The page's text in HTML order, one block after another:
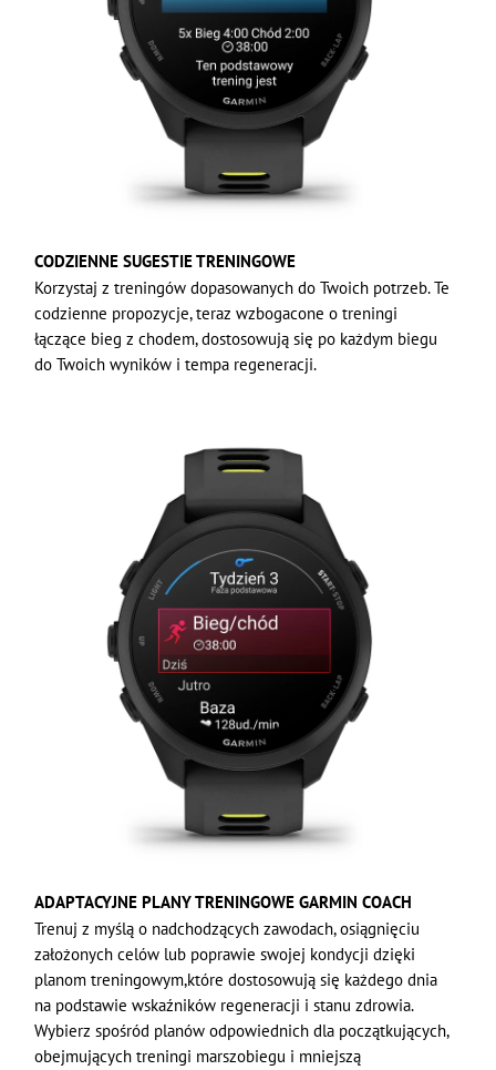
CODZIENNE SUGESTIE TRENINGOWE
Korzystaj z treningów dopasowanych do Twoich potrzeb. Te
codzienne propozycje, teraz wzbogacone o treningi
łączące bieg z chodem, dostosowują się po każdym biegu
do Twoich wyników i tempa regeneracji.
ADAPTACYJNE PLANY TRENINGOWE GARMIN COACH
Trenuj z myślą o nadchodzących zawodach, osiągnięciu
założonych celów lub poprawie swojej kondycji dzięki
planom treningowym,które dostosowują się każdego dnia
na podstawie wskaźników regeneracji i stanu zdrowia.
Wybierz spośród planów odpowiednich dla początkujących,
obejmujących treningi marszobiegu i mniejszą